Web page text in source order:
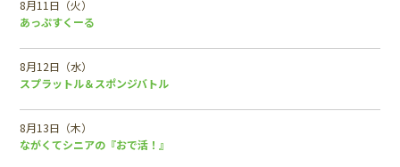
8月11日（火）
あっぷすくーる
8月12日（水）
スプラットル＆スポンジバトル
8月13日（木）
ながくてシニアの『おで活！』